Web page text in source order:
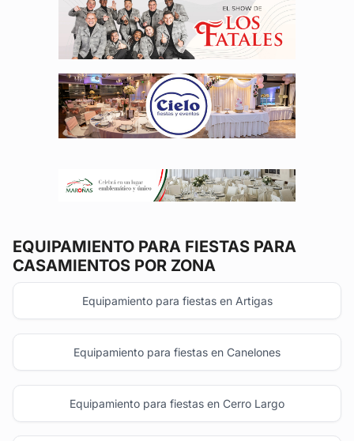
EQUIPAMIENTO PARA FIESTAS PARA
CASAMIENTOS POR ZONA
Equipamiento para fiestas en Artigas
Equipamiento para fiestas en Canelones
Equipamiento para fiestas en Cerro Largo